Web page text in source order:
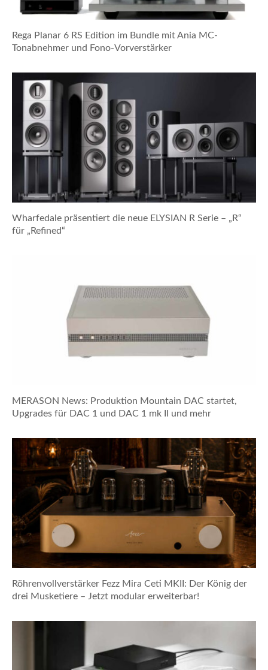
Rega Planar 6 RS Edition im Bundle mit Ania MC-
Tonabnehmer und Fono-Vorverstärker
Wharfedale präsentiert die neue ELYSIAN R Serie – „R“
für „Refined“
MERASON News: Produktion Mountain DAC startet,
Upgrades für DAC 1 und DAC 1 mk II und mehr
Röhrenvollverstärker Fezz Mira Ceti MKII: Der König der
drei Musketiere – Jetzt modular erweiterbar!